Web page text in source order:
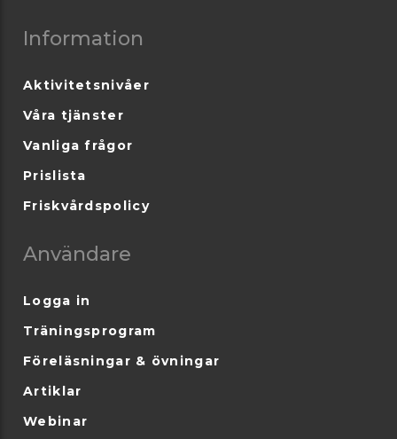
Information
Aktivitetsnivåer
Våra tjänster
Vanliga frågor
Prislista
Friskvårdspolicy
Användare
Logga in
Träningsprogram
Föreläsningar & övningar
Artiklar
Webinar